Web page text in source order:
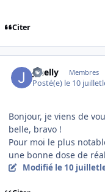
Citer
jrhelly Membres
Posté(e) le 10 juillet
Bonjour, je viens de
belle, bravo !
Pour moi le plus
une bonne dose de
Modifié le 10 juillet